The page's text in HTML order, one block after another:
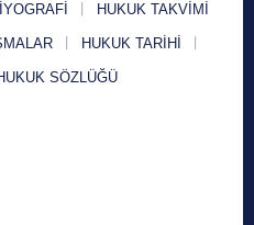
HUKUK TAKVIMI
HUKUK TARIHI
SÖZLÜĞÜ